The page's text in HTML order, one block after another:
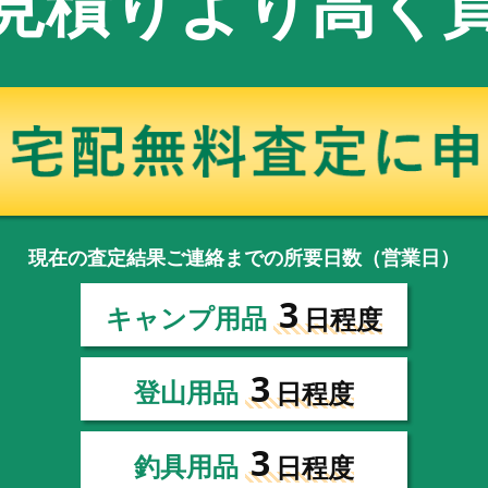
現在の査定結果ご連絡までの所要日数（営業日）
キャンプ用品 3日程度
登山用品 3日程度
釣具用品 3日程度